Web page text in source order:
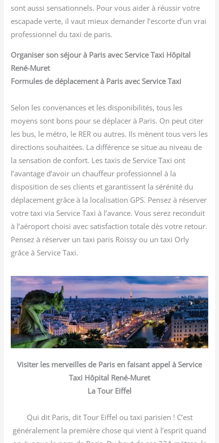
sont aussi sensationnels. Pour vous aider à réussir votre
escapade verte, il vaut mieux demander l’escorte d’un vrai
professionnel du taxi de paris.
Organiser son séjour à Paris avec Service Taxi Hôpital
René-Muret
Formules de déplacement à Paris avec Service Taxi
Selon les convenances et les disponibilités, tous les
moyens sont bons pour se déplacer à Paris. On peut citer
les bus, le métro, le RER ou autres. Ils mènent tous vers les
directions souhaitées. La différence se situe au niveau de
la sensation de confort. Les taxis de Service Taxi ont
l’avantage d’avoir un chauffeur professionnel à la
disposition de ses clients et garantissent la sérénité du
déplacement grâce à la localisation GPS. Pensez à réserver
votre taxi via Service Taxi à l’avance. Vous serez reconduit
à l’aéroport choisi avec satisfaction totale dès votre retour.
Pensez à réserver un taxi paris Roissy ou un taxi Orly
grâce à Service Taxi.
Visiter les merveilles de Paris en faisant appel à Service
Taxi Hôpital René-Muret
La Tour Eiffel
Qui dit Paris, dit Tour Eiffel ou taxi parisien ! C’est
généralement la première chose qui vient à l’esprit quand